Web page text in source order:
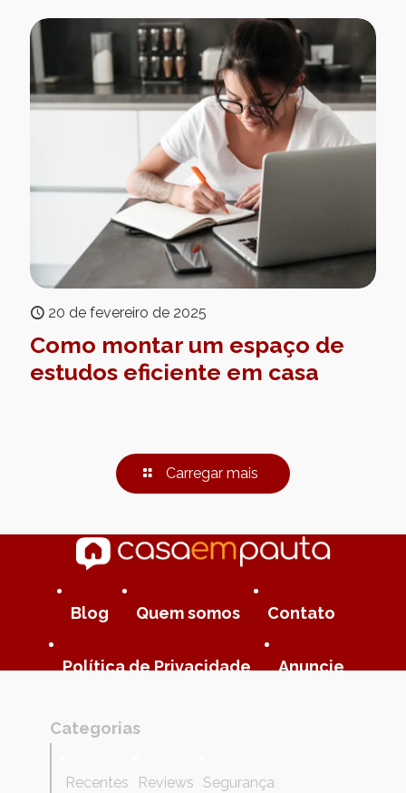
20 de fevereiro de 2025
Como montar um espaço de
estudos eficiente em casa
Carregar mais
Blog Quem somos Contato
Política de Privacidade Anuncie
Categorias
Recentes Reviews Segurança